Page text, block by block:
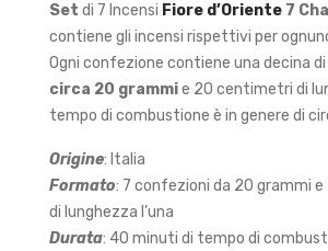
Set di 7 Incensi Fiore d’Oriente 7
contiene gli incensi rispettivi per
Ogni confezione contiene una decina di
circa 20 grammie 20 centimetri di
tempo di combustione è in genere di
Origine: Italia
Formato: 7 confezioni da 20 grammi
di lunghezza l’una
Durata: 40 minuti di tempo di